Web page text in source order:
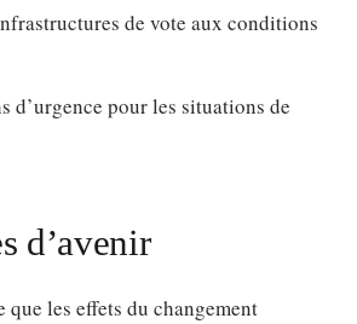
de vote aux conditions
d’urgence pour les situations de
d’avenir
que les effets du changement